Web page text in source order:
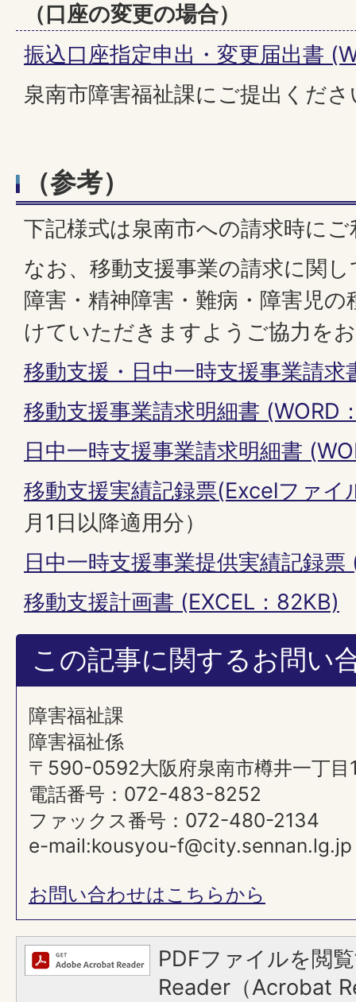
（口座の変更の場合）
振込口座指定申出・変更届出書
泉南市障害福祉課にご提出くださ
（参考）
下記様式は泉南市への請求時に
なお、移動支援事業の請求に関
障害・精神障害・難病・障害児
けていただきますようご協力を
移動支援・日中一時支援事業請
移動支援事業請求明細書 (WORD
日中一時支援事業請求明細書
移動支援実績記録票(Excelファイ
月1日以降適用分）
日中一時支援事業提供実績記録票
移動支援計画書 (EXCEL：82KB)
この記事に関するお問い
障害福祉課
障害福祉係
〒590-0592大阪府泉南市樽井一丁目
電話番号：072-483-8252
ファックス番号：072-480-2134
e-mail:kousyou-f@city.sennan.lg.jp
お問い合わせはこちらから
PDFファイルを閲
Reader（Acrobat